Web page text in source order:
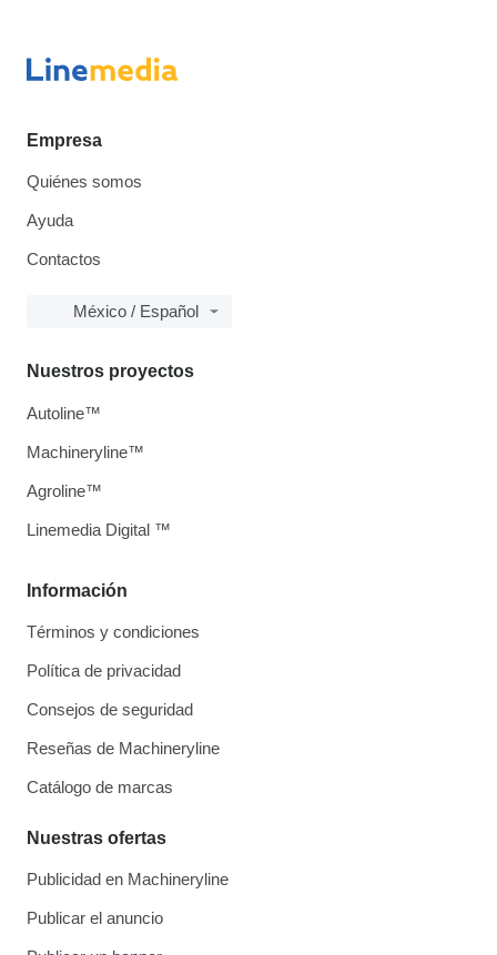
Empresa
Quiénes somos
Ayuda
Contactos
México / Español
Información
Términos y condiciones
Política de privacidad
Consejos de seguridad
Reseñas de Machineryline
Catálogo de marcas
Nuestras ofertas
Publicidad en Machineryline
Publicar el anuncio
Nuestros proyectos
Autoline™
Machineryline™
Agroline™
Linemedia Digital ™